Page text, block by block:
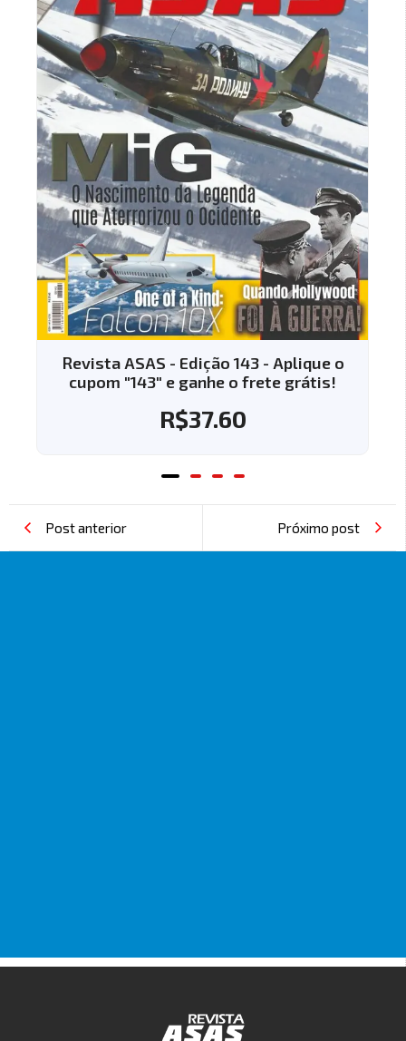
Revista ASAS - Edição 143 - Aplique o
cupom "143" e ganhe o frete grátis!
R$37.60
Post anterior Próximo post